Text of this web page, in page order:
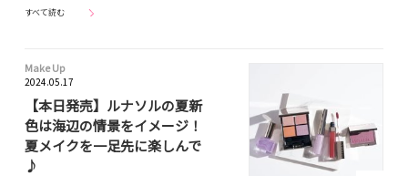
すべて読む
Make Up
2024.05.17
【本日発売】ルナソルの夏新
色は海辺の情景をイメージ！
夏メイクを一足先に楽しんで
♪